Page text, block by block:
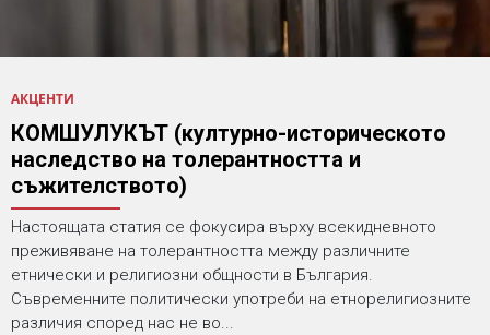
АКЦЕНТИ
КОМШУЛУКЪТ (културно-историческото
наследство на толерантността и
съжителството)
Настоящата статия се фокусира върху всекидневното
преживяване на толерантността между различните
етнически и религиозни общности в България.
Съвременните политически употреби на етнорелигиозните
различия според нас не во...